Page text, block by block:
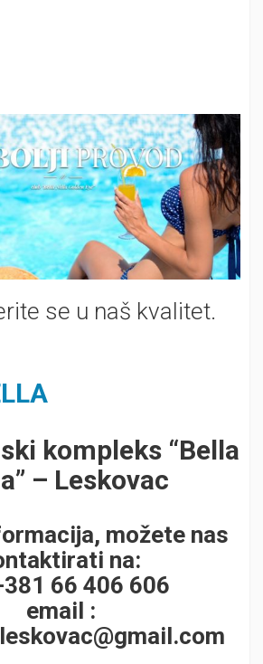
se u naš kvalitet.
kompleks “Bella
– Leskovac
možete nas
na:
66 406 606
email :